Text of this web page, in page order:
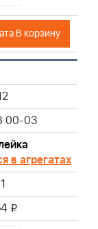
В корзину
00-03
в агрегатах
1
i